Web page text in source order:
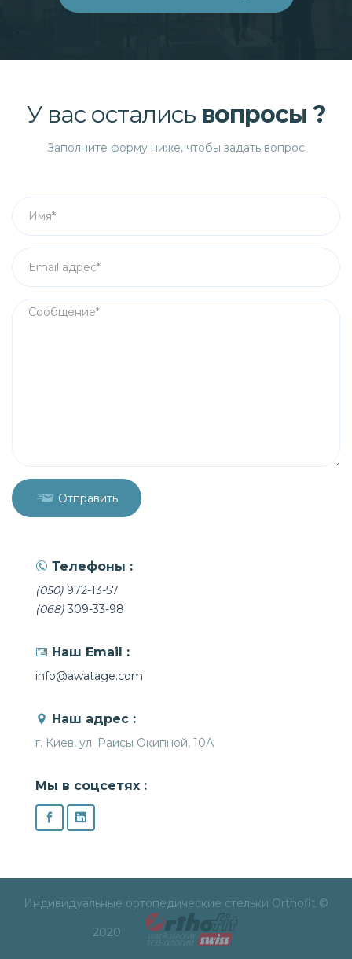
У вас остались вопросы ?
Заполните форму ниже, чтобы задать вопрос
Отправить
Телефоны :
(050) 972-13-57
(068)309-33-98
Наш Email :
info@awatage.com
Наш адрес :
г. Киев, ул. Раисы Окипной, 10А
Мы в соцсетях :
Индивидуальные ортопедические стельки Orthofit ©
2020